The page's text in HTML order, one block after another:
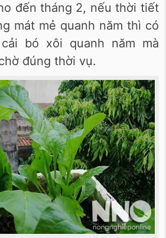
đến tháng 2, nếu thời tiết
mát mẻ quanh năm thì có
bó xôi quanh năm mà
đúng thời vụ.